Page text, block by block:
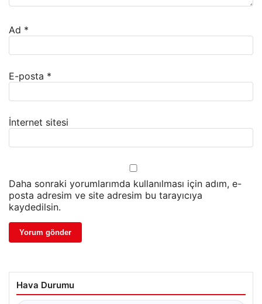
Ad *
E-posta *
İnternet sitesi
Daha sonraki yorumlarımda kullanılması için adım, e-
posta adresim ve site adresim bu tarayıcıya
kaydedilsin.
Hava Durumu